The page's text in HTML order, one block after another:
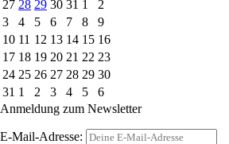
27 28 29 30 31 1
2
3
4 5 6 7 8
9
10 11 12 13 14 15 16
17 18 19 20 21 22 23
24 25 26 27 28 29 30
31 1 2 3 4 5
6
Anmeldung zum Newsletter
E-Mail-Adresse: